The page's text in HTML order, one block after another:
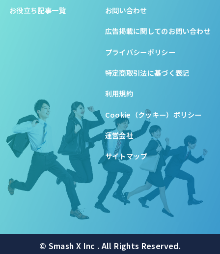
お役立ち記事一覧 お問い合わせ
広告掲載に関してのお問い合わせ
プライバシーポリシー
特定商取引法に基づく表記
利用規約
Cookie（クッキー）ポリシー
運営会社
サイトマップ
© Smash X Inc . All Rights Reserved.